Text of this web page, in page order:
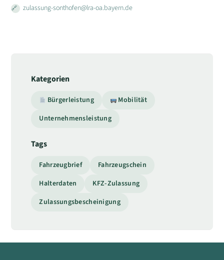
zulassung-sonthofen@lra-oa.bayern.de
Kategorien
Bürgerleistung
Mobilität
Unternehmensleistung
Tags
Fahrzeugbrief
Fahrzeugschein
Halterdaten
KFZ-Zulassung
Zulassungsbescheinigung